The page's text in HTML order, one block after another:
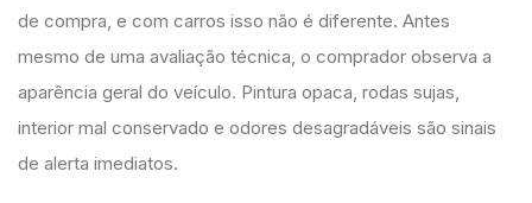
de compra, e com carros isso não é diferente. Antes
mesmo de uma avaliação técnica, o comprador observa a
aparência geral do veículo. Pintura opaca, rodas sujas,
interior mal conservado e odores desagradáveis são sinais
de alerta imediatos.